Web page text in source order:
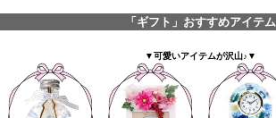
「ギフト」おすすめアイテム
▼可愛いアイテムが沢山♪▼